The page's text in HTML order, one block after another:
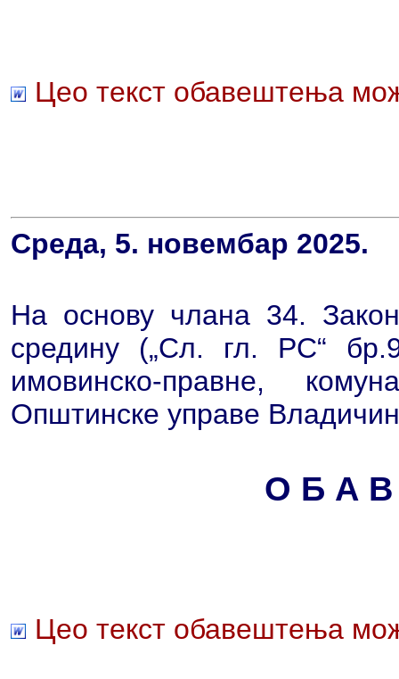
Цео текст обавештења
Среда, 5. новембар 2025.
На основу члана 34.
средину („Сл. гл. РС“
имовинско-правне,
Општинске управе
О Б А
Цео текст обавештења